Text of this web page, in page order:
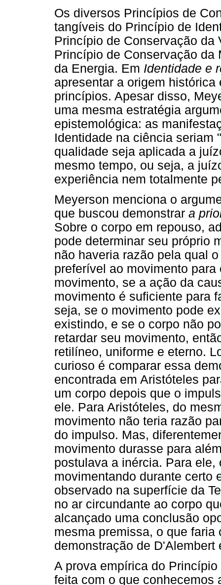
Os diversos Princípios de
tangíveis do Princípio de
Princípio de Conservação da
Princípio de Conservação
da Energia. Em Identidade e
apresentar a origem
princípios. Apesar disso,
uma mesma estratégia
epistemológica: as
Identidade na ciência seriam
qualidade seja aplicada a
mesmo tempo, ou seja, a
experiência nem totalmente
Meyerson menciona o
que buscou demonstrar a
Sobre o corpo em repouso,
pode determinar seu próprio
não haveria razão pela qual
preferível ao movimento
movimento, se a ação da
movimento é suficiente para
seja, se o movimento pode
existindo, e se o corpo não
retardar seu movimento,
retilíneo, uniforme e eterno.
curioso é comparar essa
encontrada em Aristóteles
um corpo depois que o
ele. Para Aristóteles, do
movimento não teria razão
do impulso. Mas,
movimento durasse para
postulava a inércia. Para
movimentando durante certo
observado na superfície da
no ar circundante ao corpo
alcançado uma conclusão
mesma premissa, o que
demonstração de
A prova empírica do
feita com o que conhecemos